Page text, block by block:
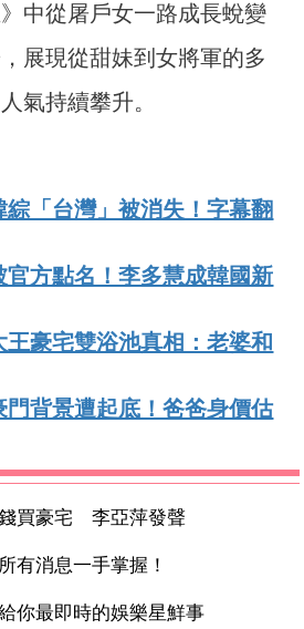
中從屠戶女一路成長蛻變
展現從甜妹到女將軍的多
氣持續攀升。
綜「台灣」被消失！字幕翻
官方點名！李多慧成韓國新
王豪宅雙浴池真相：老婆和
門背景遭起底！爸爸身價估
買豪宅 李亞萍發聲
消息一手掌握！
你最即時的娛樂星鮮事